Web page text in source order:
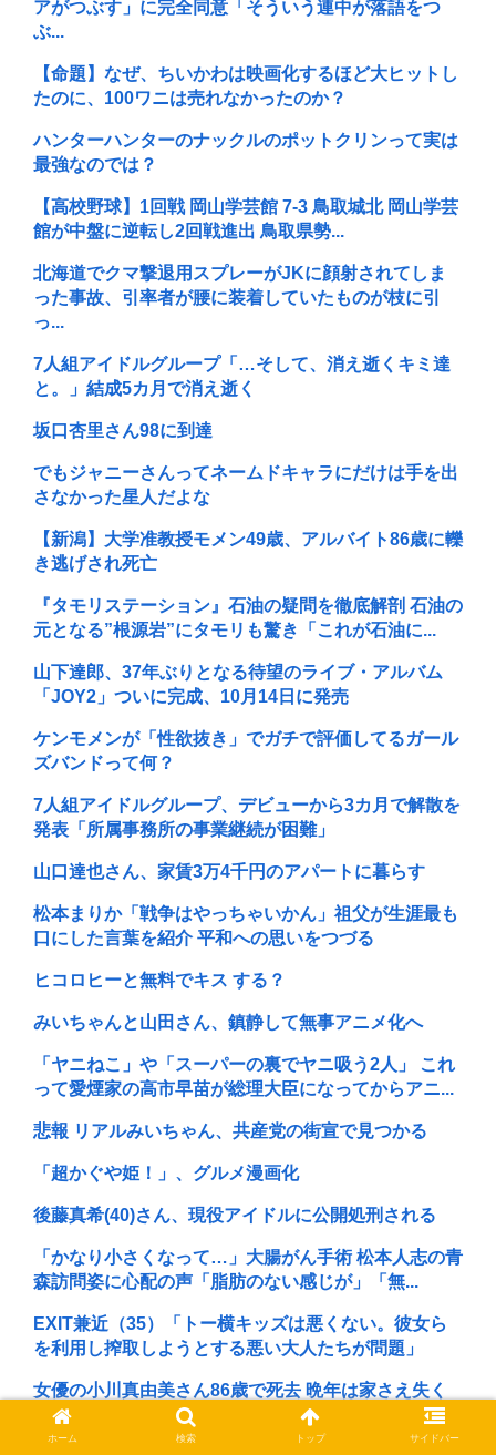
アがつぶす」に完全同意「そういう連中が落語をつ
ぶ...
【命題】なぜ、ちいかわは映画化するほど大ヒットし
たのに、100ワニは売れなかったのか？
ハンターハンターのナックルのポットクリンって実は
最強なのでは？
【高校野球】1回戦 岡山学芸館 7-3 鳥取城北 岡山学芸
館が中盤に逆転し2回戦進出 鳥取県勢...
北海道でクマ撃退用スプレーがJKに顔射されてしま
った事故、引率者が腰に装着していたものが枝に引
っ...
7人組アイドルグループ「…そして、消え逝くキミ達
と。」結成5カ月で消え逝く
坂口杏里さん98に到達
でもジャニーさんってネームドキャラにだけは手を出
さなかった星人だよな
【新潟】大学准教授モメン49歳、アルバイト86歳に轢
き逃げされ死亡
『タモリステーション』石油の疑問を徹底解剖 石油の
元となる”根源岩”にタモリも驚き「これが石油に...
山下達郎、37年ぶりとなる待望のライブ・アルバム
「JOY2」ついに完成、10月14日に発売
ケンモメンが「性欲抜き」でガチで評価してるガール
ズバンドって何？
7人組アイドルグループ、デビューから3カ月で解散を
発表「所属事務所の事業継続が困難」
山口達也さん、家賃3万4千円のアパートに暮らす
松本まりか「戦争はやっちゃいかん」祖父が生涯最も
口にした言葉を紹介 平和への思いをつづる
ヒコロヒーと無料でキス する？
みいちゃんと山田さん、鎮静して無事アニメ化へ
「ヤニねこ」や「スーパーの裏でヤニ吸う2人」 これ
って愛煙家の高市早苗が総理大臣になってからアニ...
悲報 リアルみいちゃん、共産党の街宣で見つかる
「超かぐや姫！」、グルメ漫画化
後藤真希(40)さん、現役アイドルに公開処刑される
「かなり小さくなって…」大腸がん手術 松本人志の青
森訪問姿に心配の声「脂肪のない感じが」「無...
EXIT兼近（35）「トー横キッズは悪くない。彼女ら
を利用し搾取しようとする悪い大人たちが問題」
女優の小川真由美さん86歳で死去 晩年は家さえ失く
していたことが判明
ホーム 検索 トップ サイドバー